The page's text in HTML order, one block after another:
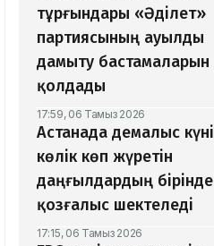
тұрғындары «Әділет»
партиясының ауылды
дамыту бастамаларын
қолдады
17:59, 06 Тамыз 2026
Астанада демалыс күні
көлік көп жүретін
даңғылдардың бірінде
қозғалыс шектеледі
17:15, 06 Тамыз 2026